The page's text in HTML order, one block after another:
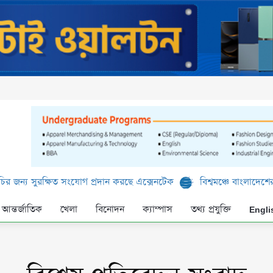
সুরক্ষিত সংযোগ প্রদান করছে এক্সেনটেক বিশ্বমঞ্চে বাংলাদেশের
আন্তর্জাতিক খেলা বিনোদন ক্যাম্পাস তথ্য প্রযুক্তি